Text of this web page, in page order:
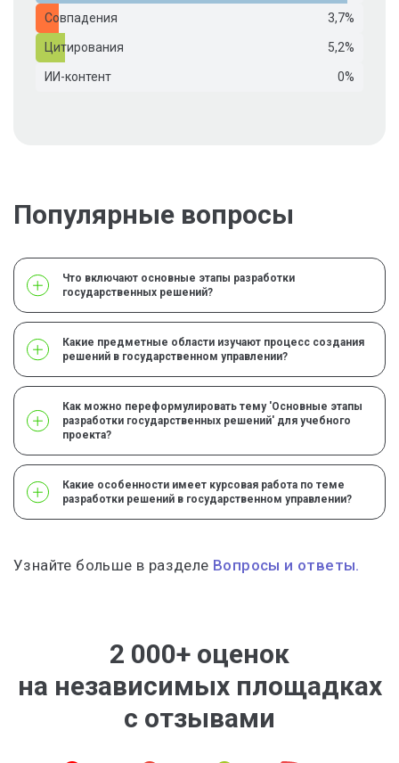
Совпадения 3,7%
Цитирования 5,2%
ИИ-контент 0%
Популярные вопросы
Что включают основные этапы разработки
государственных решений?
Какие предметные области изучают процесс создания
решений в государственном управлении?
Как можно переформулировать тему 'Основные этапы
разработки государственных решений' для учебного
проекта?
Какие особенности имеет курсовая работа по теме
разработки решений в государственном управлении?
Узнайте больше в разделе Вопросы и ответы.
2 000+ оценок
на независимых площадках
с отзывами